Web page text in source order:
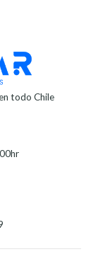
todo Chile